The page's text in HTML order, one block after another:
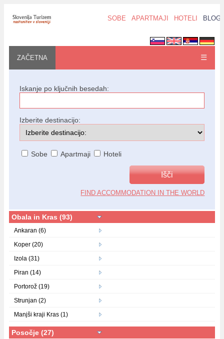
SOBE APARTMAJI HOTELI BLOG
ZAČETNA ☰
Iskanje po ključnih besedah:
Izberite destinacijo:
Sobe Apartmaji Hoteli
FIND ACCOMMODATION IN THE WORLD
Obala in Kras (93)
Ankaran (6)
Koper (20)
Izola (31)
Piran (14)
Portorož (19)
Strunjan (2)
Manjši kraji Kras (1)
Posočje (27)